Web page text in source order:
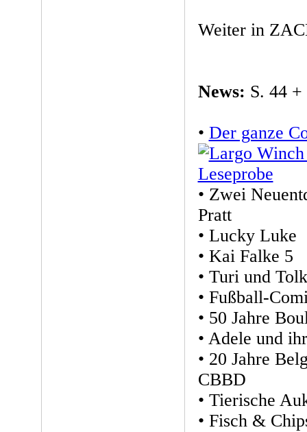
Weiter in
News: S. 44 +
• Der ganze
• Zwei
Pratt
• Lucky Luke
• Kai Falke 5
• Turi und
• Fußball-
• 50 Jahre
• Adele und
• 20 Jahre
CBBD
• Tierische
• Fisch &